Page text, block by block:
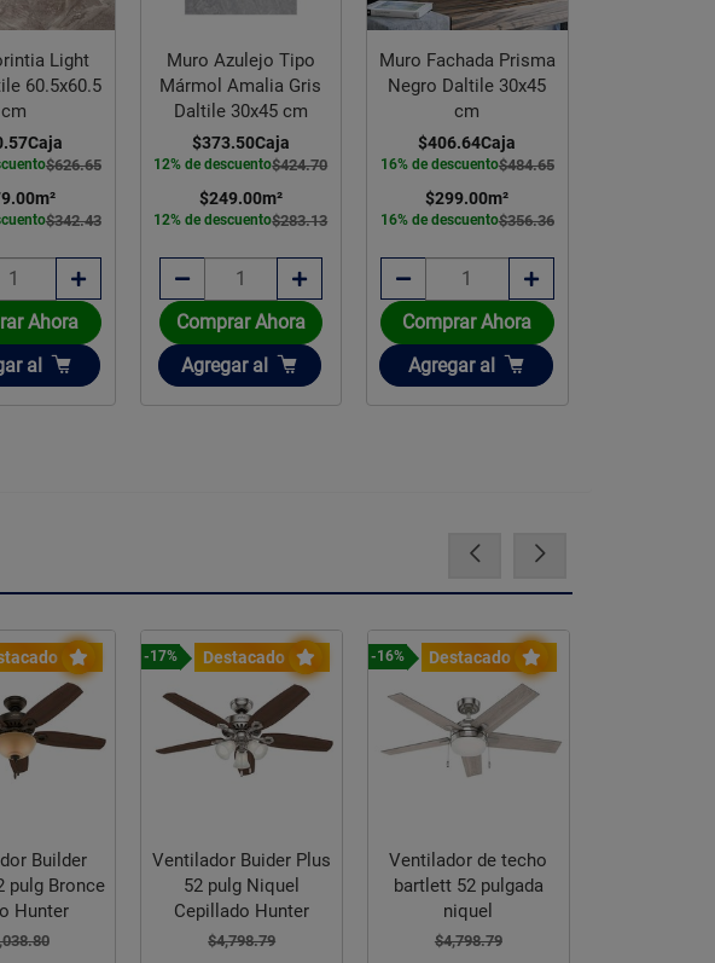
Light
60.5x60.5
cm
$626.65
Caja
$342.43
m²
Ahora
al
Muro Azulejo Tipo
Mármol Amalia Gris
Daltile 30x45 cm
$424.70
$373.50Caja
12% de descuento
$283.13
$249.00m²
12% de descuento
Comprar Ahora
Añadir
Agregar al
Muro Fachada Prisma
Negro Daltile 30x45
cm
$484.65
$406.64Caja
16% de descuento
$356.36
$299.00m²
16% de descuento
Comprar Ahora
Añadir
Agregar al
Builder
pulg Bronce
Hunter
Destacado
-17%
Ventilador Buider Plus
52 pulg Niquel
Cepillado Hunter
$4,798.79
Destacado
-16%
Ventilador de techo
bartlett 52 pulgada
niquel
$4,798.79